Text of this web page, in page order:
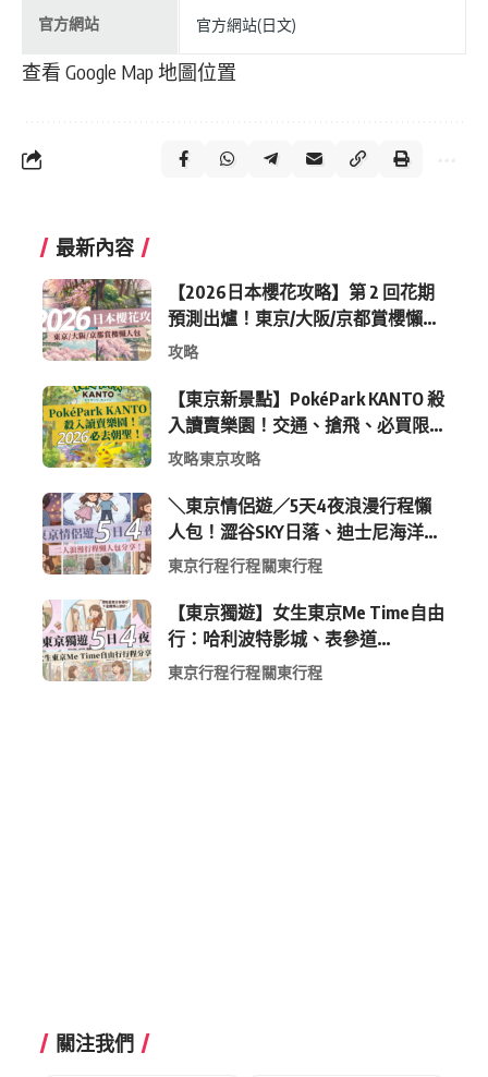
官方網站 官方網站(日文)
查看 Google Map 地圖位置
最新內容
【2026日本櫻花攻略】第 2 回花期
預測出爐！東京/大阪/京都賞櫻懶人
包 (附最新時間表)
攻略
【東京新景點】PokéPark KANTO 殺
入讀賣樂園！交通、搶飛、必買限
定周邊全攻略
攻略東京攻略
＼東京情侶遊／5天4夜浪漫行程懶
人包！澀谷SKY日落、迪士尼海洋、
中目黑高質感咖啡廳全收錄
東京行程行程關東行程
【東京獨遊】女生東京Me Time自由
行：哈利波特影城、表參道
Shopping 與下北澤尋寶5日4夜慢活
東京行程行程關東行程
關注我們